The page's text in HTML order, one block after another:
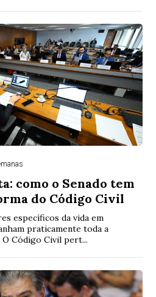
como o Senado tem
do Código Civil
específicos da vida em
praticamente toda a
Código Civil pert...